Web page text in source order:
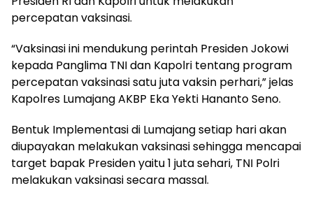
percepatan vaksinasi.
“Vaksinasi ini mendukung perintah Presiden Jokowi
kepada Panglima TNI dan Kapolri tentang program
percepatan vaksinasi satu juta vaksin perhari,” jelas
Kapolres Lumajang AKBP Eka Yekti Hananto Seno.
Bentuk Implementasi di Lumajang setiap hari akan
diupayakan melakukan vaksinasi sehingga mencapai
target bapak Presiden yaitu 1 juta sehari, TNI Polri
melakukan vaksinasi secara massal.